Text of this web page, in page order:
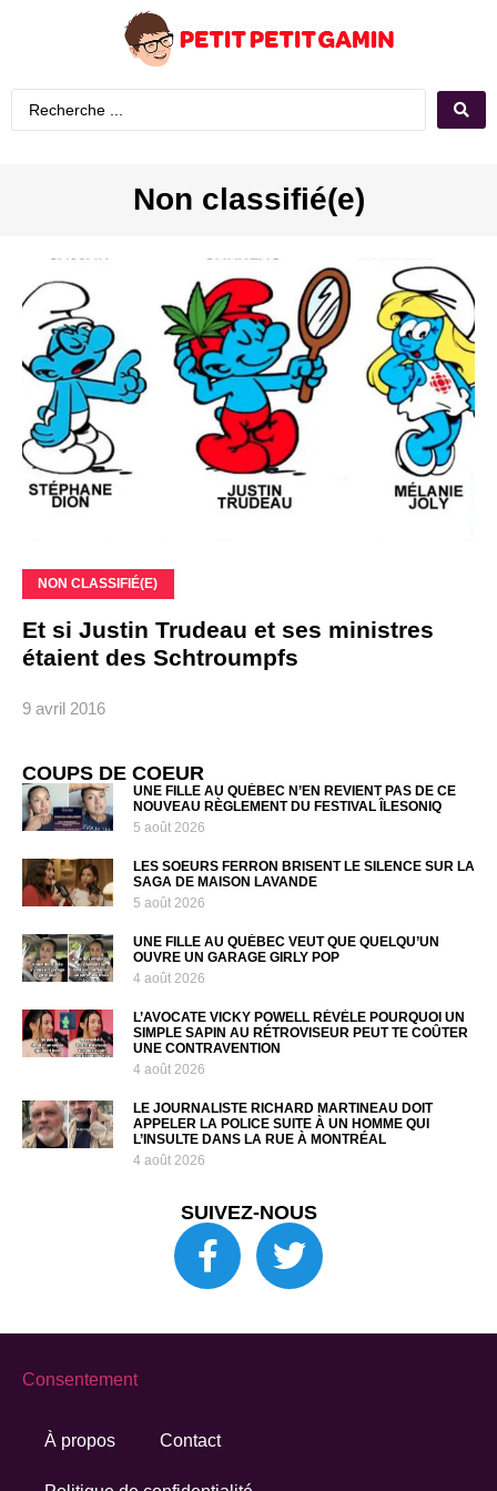
Non classifié(e)
NON CLASSIFIÉ(E)
Et si Justin Trudeau et ses ministres
étaient des Schtroumpfs
9 avril 2016
COUPS DE COEUR
UNE FILLE AU QUÉBEC N’EN REVIENT PAS DE CE
NOUVEAU RÈGLEMENT DU FESTIVAL ÎLESONIQ
5 août 2026
LES SOEURS FERRON BRISENT LE SILENCE SUR LA
SAGA DE MAISON LAVANDE
5 août 2026
UNE FILLE AU QUÉBEC VEUT QUE QUELQU’UN
OUVRE UN GARAGE GIRLY POP
4 août 2026
L’AVOCATE VICKY POWELL RÉVÈLE POURQUOI UN
SIMPLE SAPIN AU RÉTROVISEUR PEUT TE COÛTER
UNE CONTRAVENTION
4 août 2026
LE JOURNALISTE RICHARD MARTINEAU DOIT
APPELER LA POLICE SUITE À UN HOMME QUI
L’INSULTE DANS LA RUE À MONTRÉAL
4 août 2026
SUIVEZ-NOUS
À propos Contact
Consentement